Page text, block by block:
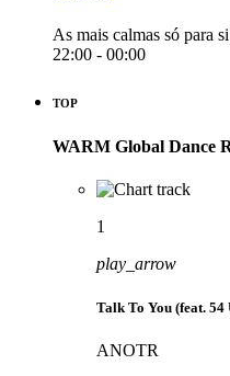
As mais calmas só para
22:00 - 00:00
TOP
WARM Global Dance
1
play_arrow
Talk To You (feat.
ANOTR